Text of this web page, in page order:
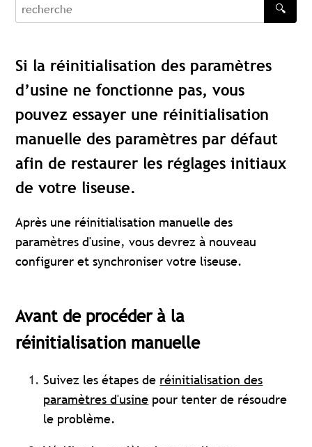
recherche
🔍
Si la réinitialisation des paramètres
d’usine ne fonctionne pas, vous
pouvez essayer une réinitialisation
manuelle des paramètres par défaut
afin de restaurer les réglages initiaux
de votre liseuse.
Après une réinitialisation manuelle des
paramètres d'usine, vous devrez à nouveau
configurer et synchroniser votre liseuse.
Avant de procéder à la
réinitialisation manuelle
Suivez les étapes de réinitialisation des
paramètres d'usine pour tenter de résoudre
le problème.